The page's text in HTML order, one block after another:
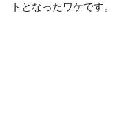
トとなったワケです。